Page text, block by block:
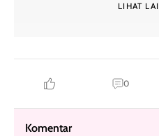
LIHAT
0
Komentar